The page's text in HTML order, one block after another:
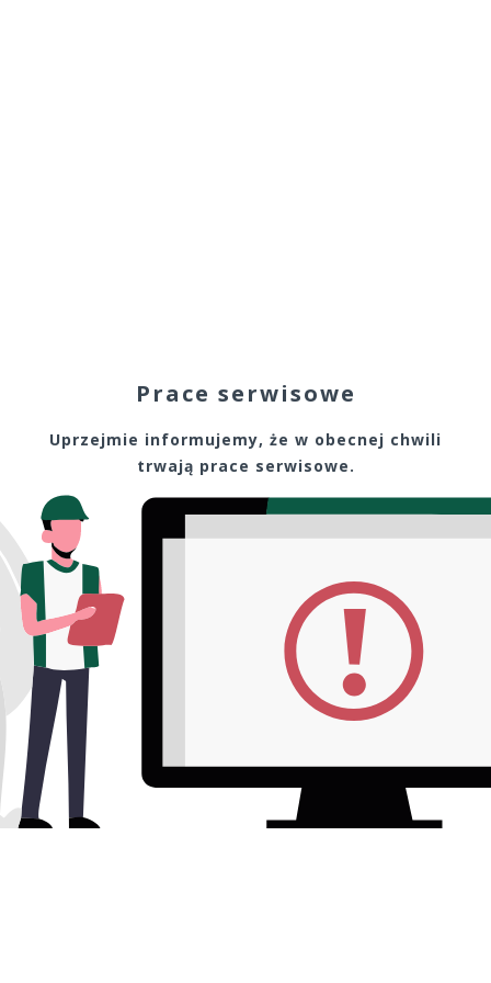
Prace serwisowe
Uprzejmie informujemy, że w obecnej chwili
trwają prace serwisowe.